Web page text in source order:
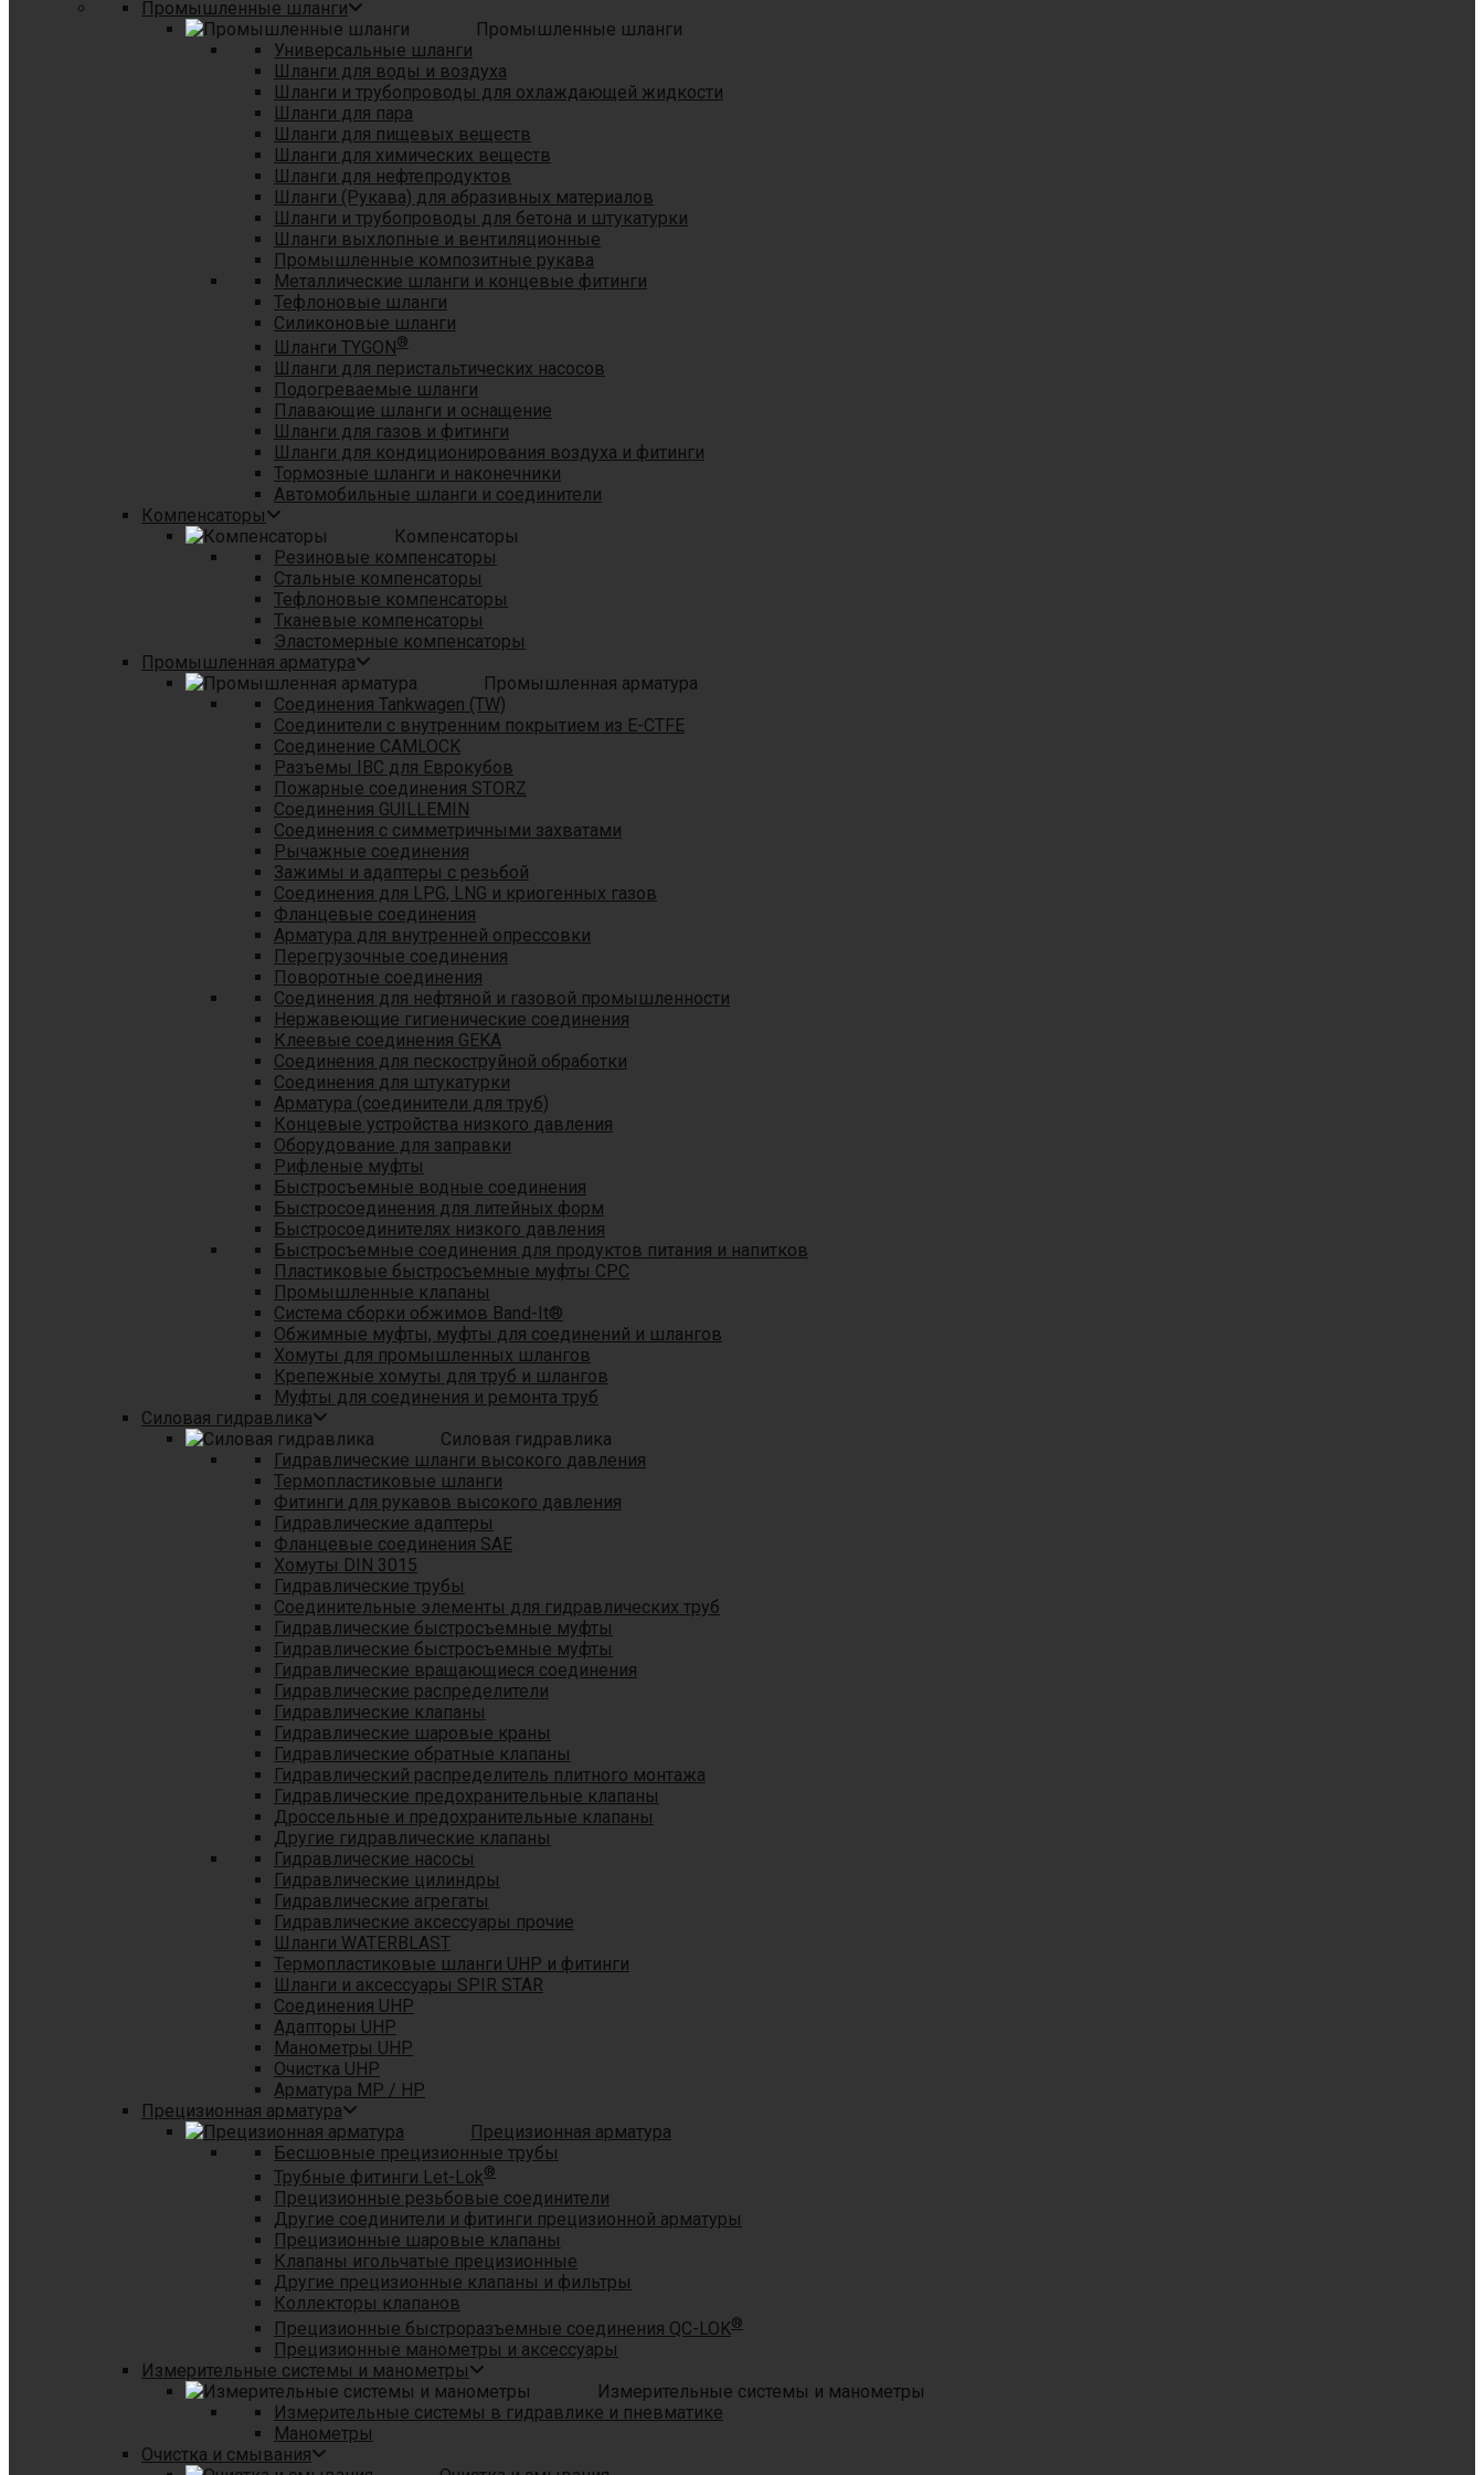
Промышленные шланги
Промышленные шланги
Универсальные шланги
Шланги для воды и воздуха
Шланги и трубопроводы для охлаждающей жидкости
Шланги для пара
Шланги для пищевых веществ
Шланги для химических веществ
Шланги для нефтепродуктов
Шланги (Рукава) для абразивных материалов
Шланги и трубопроводы для бетона и штукатурки
Шланги выхлопные и вентиляционные
Промышленные композитные рукава
Металлические шланги и концевые фитинги
Тефлоновые шланги
Силиконовые шланги
Шланги TYGON®
Шланги для перистальтических насосов
Подогреваемые шланги
Плавающие шланги и оснащение
Шланги для газов и фитинги
Шланги для кондиционирования воздуха и фитинги
Тормозные шланги и наконечники
Автомобильные шланги и соединители
Компенсаторы
Компенсаторы
Резиновые компенсаторы
Стальные компенсаторы
Тефлоновые компенсаторы
Тканевые компенсаторы
Эластомерные компенсаторы
Промышленная арматура
Промышленная арматура
Соединения Tankwagen (TW)
Соединители с внутренним покрытием из E-CTFE
Соединение CAMLOCK
Разъемы IBC для Еврокубов
Пожарные соединения STORZ
Соединения GUILLEMIN
Соединения с симметричными захватами
Рычажные соединения
Зажимы и адаптеры с резьбой
Соединения для LPG, LNG и криогенных газов
Фланцевые соединения
Арматура для внутренней опрессовки
Перегрузочные соединения
Поворотные соединения
Соединения для нефтяной и газовой промышленности
Нержавеющие гигиенические соединения
Клеевые соединения GEKA
Соединения для пескоструйной обработки
Cоединения для штукатурки
Арматура (соединители для труб)
Концевые устройства низкого давления
Оборудование для заправки
Рифленые муфты
Быстросъемные водные соединения
Быстросоединения для литейных форм
Быстросоединителях низкого давления
Быстросъемные соединения для продуктов питания и напитков
Пластиковые быстросъемные муфты CPC
Промышленные клапаны
Система сборки обжимов Band-It®
Обжимные муфты, муфты для соединений и шлангов
Хомуты для промышленных шлангов
Крепежные хомуты для труб и шлангов
Муфты для соединения и ремонта труб
Силовая гидравлика
Силовая гидравлика
Гидравлические шланги высокого давления
Термопластиковые шланги
Фитинги для рукавов высокого давления
Гидравлические адаптеры
Фланцевые соединения SAE
Хомуты DIN 3015
Гидравлические трубы
Соединительные элементы для гидравлических труб
Гидравлические быстросъемные муфты
Гидравлические быстросъемные муфты
Гидравлические вращающиеся соединения
Гидравлические распределители
Гидравлические клапаны
Гидравлические шаровые краны
Гидравлические обратные клапаны
Гидравлический распределитель плитного монтажа
Гидравлические предохранительные клапаны
Дроссельные и предохранительные клапаны
Другие гидравлические клапаны
Гидравлические насосы
Гидравлические цилиндры
Гидравлические агрегаты
Гидравлические аксессуары прочие
Шланги WATERBLAST
Термопластиковые шланги UHP и фитинги
Шланги и аксессуары SPIR STAR
Соединения UHP
Адапторы UHP
Манометры UHP
Очистка UHP
Арматура MP / HP
Прецизионная арматура
Прецизионная арматура
Бесшовные прецизионные трубы
Трубные фитинги Let-Lok®
Прецизионные резьбовые соединители
Другие соединители и фитинги прецизионной арматуры
Прецизионные шаровые клапаны
Клапаны игольчатые прецизионные
Другие прецизионные клапаны и фильтры
Коллекторы клапанов
Прецизионные быстроразъемные соединения QC-LOK®
Прецизионные манометры и аксессуары
Измерительные системы и манометры
Измерительные системы и манометры
Измерительные системы в гидравлике и пневматике
Манометры
Очистка и смывания